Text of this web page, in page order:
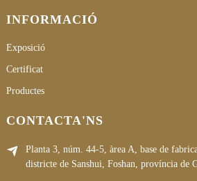
INFORMACIÓ
Exposició
Certificat
Productes
CONTACTA'NS
Planta 3, núm. 44-5, àrea A, base de
districte de Sanshui, Foshan, província de